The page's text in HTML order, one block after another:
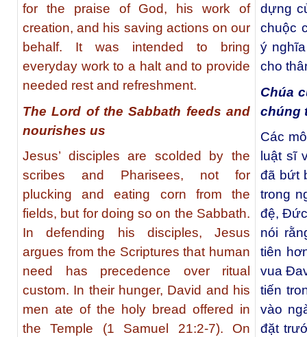
for the praise of God, his work of
creation, and his saving actions on our
behalf. It was intended to bring
everyday work to a halt and to provide
needed rest and refreshment.
The Lord of the Sabbath feeds and
nourishes us
Jesus’ disciples are scolded by the
scribes and Pharisees, not for
plucking and eating corn from the
fields, but for doing so on the Sabbath.
In defending his disciples, Jesus
argues from the Scriptures that human
need has precedence over ritual
custom. In their hunger, David and his
men ate of the holy bread offered in
the Temple (1 Samuel 21:2-7). On
dựng
chuộc
ý
cho
Chúa
chúng
Các
luật sĩ
đã bứt
trong
đệ,
nói
tiên
vua
tiến
vào
đặt